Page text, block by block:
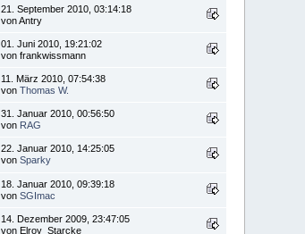
21. September 2010, 03:14:18
von Antry
01. Juni 2010, 19:21:02
von frankwissmann
11. März 2010, 07:54:38
vonThomas W.
31. Januar 2010, 00:56:50
von RAG
22. Januar 2010, 14:25:05
vonSparky
18. Januar 2010, 09:39:18
vonSGImac
14. Dezember 2009, 23:47:05
von Elroy_Starcke